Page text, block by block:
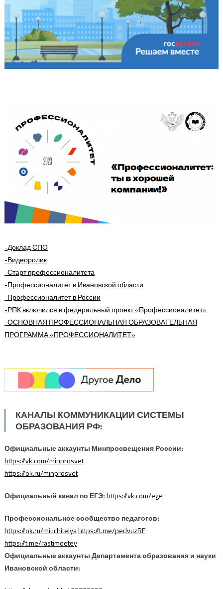
-Доклад СПО
-Видеоролик
-Старт профессионалитета
-Профессионалитет в Ивановской области
-Профессионалитет в России
-РПК включился в федеральный проект «Профессионалитет»
-ОСНОВНАЯ ПРОФЕССИОНАЛЬНАЯ ОБРАЗОВАТЕЛЬНАЯ
ПРОГРАММА«ПРОФЕССИОНАЛИТЕТ»
КАНАЛЫ КОММУНИКАЦИИ СИСТЕМЫ
ОБРАЗОВАНИЯ РФ:
Официальные аккаунты Минпросвещения России:
https://vk.com/minprosvet
https://ok.ru/minprosvet
Официальный канал по ЕГЭ:https://vk.com/ege
Профессиональное сообщество педагогов:
https://ok.ru/miuchitelyahttps://t.me/pedvuzRF
https://t.me/rastimdetey
Официальные аккаунты Департамента образования и науки
Ивановской области: